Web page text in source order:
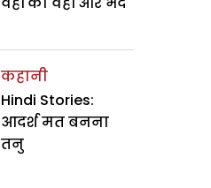
कहानी
Hindi Stories:
आदर्श मत बनना
तनु